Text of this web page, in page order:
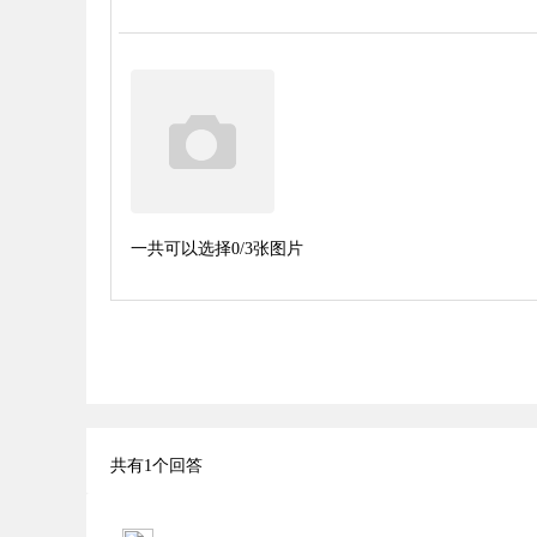
一共可以选择0/3张图片
共有1个回答